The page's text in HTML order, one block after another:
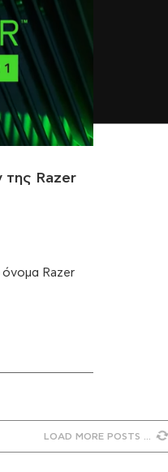
της Razer
όνομα Razer
LOAD MORE POSTS